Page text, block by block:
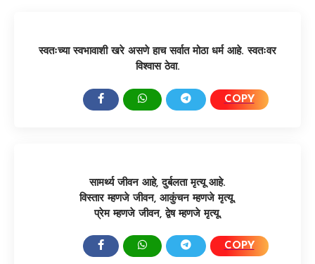
स्वतःच्या स्वभावाशी खरे असणे हाच सर्वात मोठा धर्म आहे. स्वतःवर
विश्वास ठेवा.
COPY
सामर्थ्य जीवन आहे, दुर्बलता मृत्यू आहे.
विस्तार म्हणजे जीवन, आकुंचन म्हणजे मृत्यू.
प्रेम म्हणजे जीवन, द्वेष म्हणजे मृत्यू.
COPY